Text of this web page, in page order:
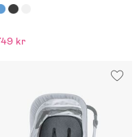
kr